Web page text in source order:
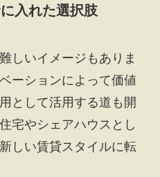
入れた選択肢
しいイメージもありま
ーションによって価値
として活用する道も開
宅やシェアハウスとし
しい賃貸スタイルに転